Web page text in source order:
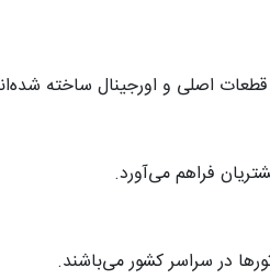
اصلی و اورجینال ساخته
فراهم می‌آورد.
در سراسر کشور می‌باشند.